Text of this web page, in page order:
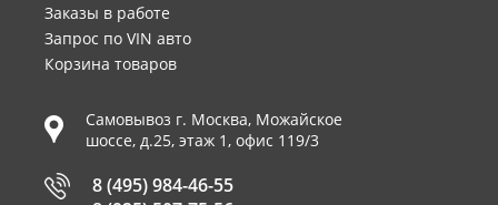
Заказы в работе
Запрос по VIN авто
Корзина товаров
Самовывоз г. Москва, Можайское
шоссе, д.25, этаж 1, офис 119/3
8 (495) 984-46-55